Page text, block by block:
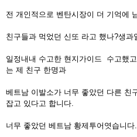
전 개인적으로 벤탄시장이 더 기억에
친구들과 먹었던 신또 라고 했나?생과
일정내내 수고한 현지가이드 수고했
는 제 친구 한명과
베트남 이발소가 너무 좋았던 다른 친
잡고 있다고 합니다.
너무 좋았던 베트남 황제투어엿습니다